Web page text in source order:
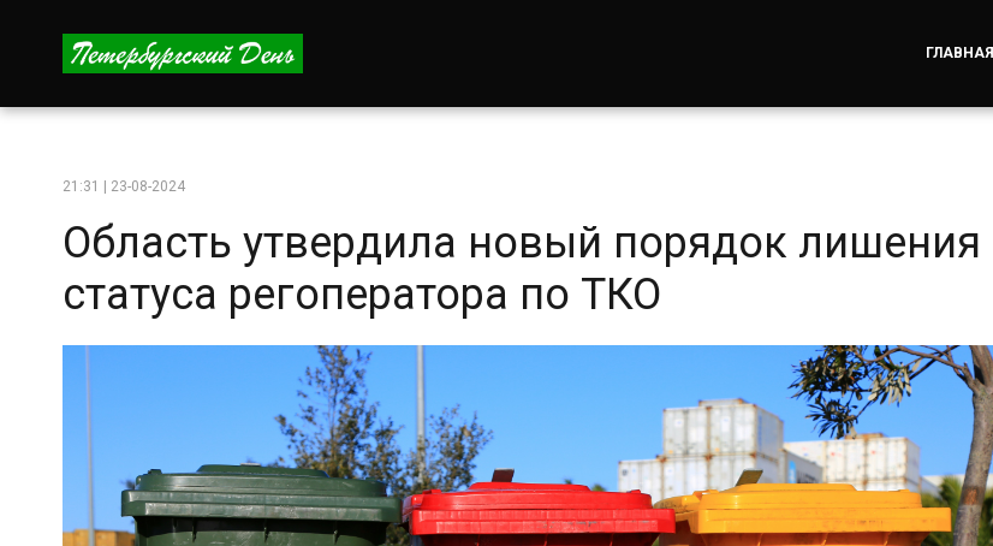
ГЛАВНАЯ
21:31 | 23-08-2024
Область утвердила новый порядок лишения
статуса регоператора по ТКО